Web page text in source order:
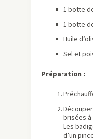
1 botte
1 botte
Huile
Sel et
Préparation :
brisées à
Les
d’un